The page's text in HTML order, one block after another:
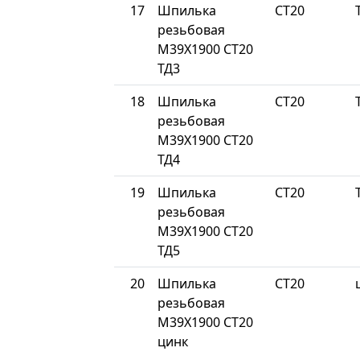
17
Шпилька
резьбовая
М39Х1900 СТ20
ТД3
СТ20
18
Шпилька
резьбовая
М39Х1900 СТ20
ТД4
СТ20
19
Шпилька
резьбовая
М39Х1900 СТ20
ТД5
СТ20
20
Шпилька
резьбовая
М39Х1900 СТ20
цинк
СТ20